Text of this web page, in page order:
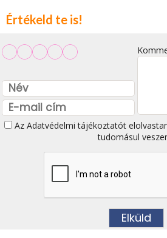
Értékeld te is!
Az Adatvédelmi tájékoztatót
tudomásul